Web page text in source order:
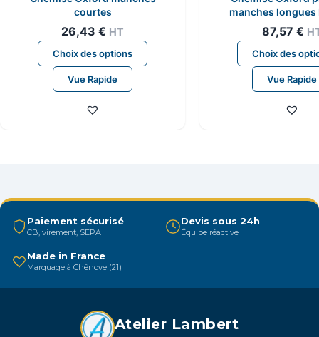
courtes
26,43 € HT
Choix des options
Ce
produit
Vue Rapide
manches longues
87,57 €
Choix des
Vue Rapide
Paiement sécurisé
CB, virement, SEPA
Devis sous 24h
Équipe réactive
Made in France
Marquage à Chênove (21)
Atelier Lambert